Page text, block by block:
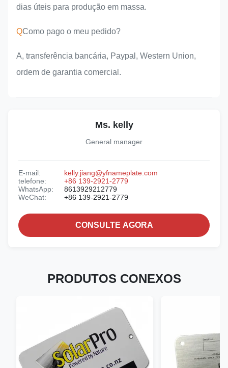
dias úteis para produção em massa.
QComo pago o meu pedido?
A, transferência bancária, Paypal, Western Union,
ordem de garantia comercial.
Ms. kelly
General manager
E-mail:
kelly.jiang@yfnameplate.com
telefone:
+86 139-2921-2779
WhatsApp:
8613929212779
WeChat:
+86 139-2921-2779
CONSULTE AGORA
PRODUTOS CONEXOS